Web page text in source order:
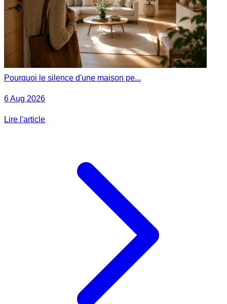
Pourquoi le silence d'une maison pe...
6 Aug 2026
Lire l'article